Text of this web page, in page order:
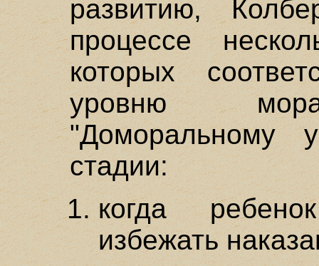
развитию,
процессе
которых
уровню
"Доморальному
стадии:
когда
избежать